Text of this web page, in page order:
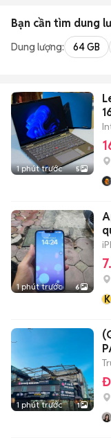
Bạn cần tìm dung
Dung lượng: 64 GB
1 phút trước 5
1 phút trước 6
K
1 phút trước 1